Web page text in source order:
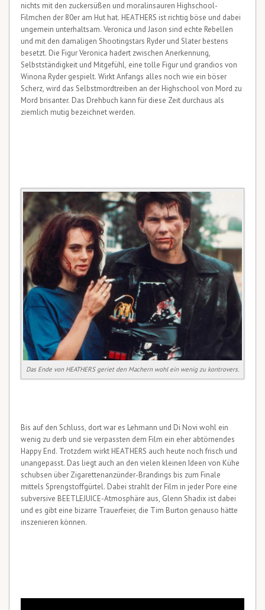
nichts mit den zuckersüßen und moralinsauren Highschool-
Filmchen der 80er am Hut hat. HEATHERS ist richtig böse und dabei
ungemein unterhaltsam. Veronica und Jason sind echte Rebellen
und mit den damaligen Shootingstars Ryder und Slater bestens
besetzt. Die Figur Veronica hadert zwischen Anerkennung,
Selbstständigkeit und Mitgefühl, eine tolle Figur und grandios von
Winona Ryder gespielt. Wirkt Anfangs alles noch wie ein böser
Scherz, wird das Selbstmordtreiben an der Highschool von Mord zu
Mord brisanter. Das Drehbuch kann für diese Zeit durchaus als
ziemlich mutig bezeichnet werden.
Das Ende von HEATHERS geriet den Machern wohl ein wenig zu kontrovers.
Bis auf den Schluss, dort war es Lehmann und Di Novi wohl ein
wenig zu derb und sie verpassten dem Film ein eher abtörnendes
Happy End. Trotzdem wirkt HEATHERS auch heute noch frisch und
unangepasst. Das liegt auch an den vielen kleinen Ideen von Kühe
schubsen über Zigarettenanzünder-Brandings bis zum Finale
mittels Sprengstoffgürtel. Dabei strahlt der Film in jeder Pore eine
subversive BEETLEJUICE-Atmosphäre aus, Glenn Shadix ist dabei
und es gibt eine bizarre Trauerfeier, die Tim Burton genauso hätte
inszenieren können.